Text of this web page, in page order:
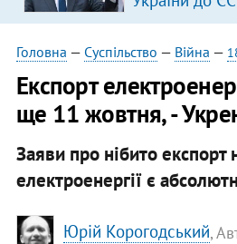
припинити
риторику
Головна — Суспільство — Війна —
Експорт
ще 11 жовтня, -
Заяви про нібито
електроенергії є
Юрій Корогодський,